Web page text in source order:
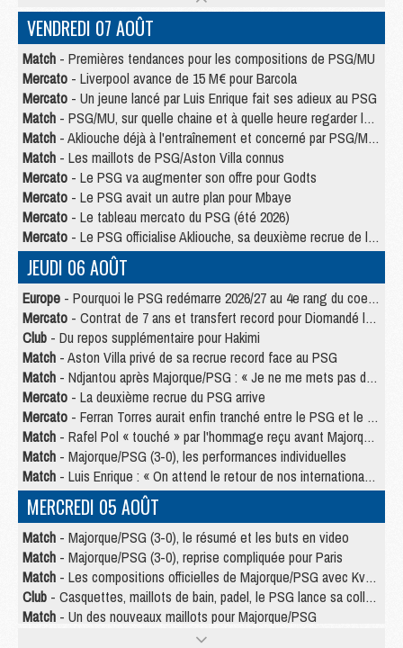
VENDREDI 07 AOÛT
Match - Premières tendances pour les compositions de PSG/MU
Mercato - Liverpool avance de 15 M€ pour Barcola
Mercato - Un jeune lancé par Luis Enrique fait ses adieux au PSG
Match - PSG/MU, sur quelle chaine et à quelle heure regarder le match ?
Match - Akliouche déjà à l'entraînement et concerné par PSG/MU ?
Match - Les maillots de PSG/Aston Villa connus
Mercato - Le PSG va augmenter son offre pour Godts
Mercato - Le PSG avait un autre plan pour Mbaye
Mercato - Le tableau mercato du PSG (été 2026)
Mercato - Le PSG officialise Akliouche, sa deuxième recrue de l’été
JEUDI 06 AOÛT
Europe - Pourquoi le PSG redémarre 2026/27 au 4e rang du coefficient UEFA
Mercato - Contrat de 7 ans et transfert record pour Diomandé loin du PSG
Club - Du repos supplémentaire pour Hakimi
Match - Aston Villa privé de sa recrue record face au PSG
Match - Ndjantou après Majorque/PSG : « Je ne me mets pas de plafond »
Mercato - La deuxième recrue du PSG arrive
Mercato - Ferran Torres aurait enfin tranché entre le PSG et le Barça
Match - Rafel Pol « touché » par l'hommage reçu avant Majorque/PSG
Match - Majorque/PSG (3-0), les performances individuelles
Match - Luis Enrique : « On attend le retour de nos internationaux »
MERCREDI 05 AOÛT
Match - Majorque/PSG (3-0), le résumé et les buts en video
Match - Majorque/PSG (3-0), reprise compliquée pour Paris
Match - Les compositions officielles de Majorque/PSG avec Kvara et de nombreux jeunes
Club - Casquettes, maillots de bain, padel, le PSG lance sa collection été
Match - Un des nouveaux maillots pour Majorque/PSG
- Le PSG prépare une nouvelle offre pour Suzuki